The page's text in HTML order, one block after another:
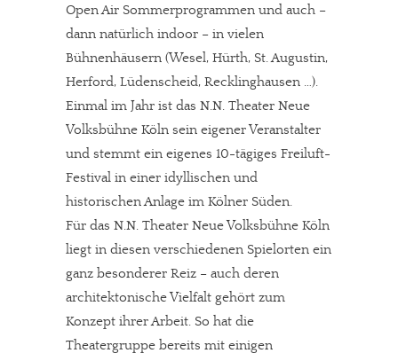
Open Air Sommerprogrammen und auch –
dann natürlich indoor – in vielen
Bühnenhäusern (Wesel, Hürth, St. Augustin,
Herford, Lüdenscheid, Recklinghausen …).
Einmal im Jahr ist das N.N. Theater Neue
Volksbühne Köln sein eigener Veranstalter
und stemmt ein eigenes 10-tägiges Freiluft-
Festival in einer idyllischen und
historischen Anlage im Kölner Süden.
Für das N.N. Theater Neue Volksbühne Köln
liegt in diesen verschiedenen Spielorten ein
ganz besonderer Reiz – auch deren
architektonische Vielfalt gehört zum
Konzept ihrer Arbeit. So hat die
Theatergruppe bereits mit einigen